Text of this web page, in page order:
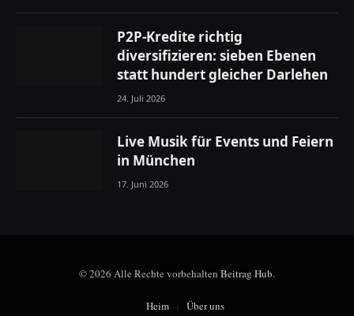
P2P-Kredite richtig
diversifizieren: sieben Ebenen
statt hundert gleicher Darlehen
24. Juli 2026
Live Musik für Events und Feiern
in München
17. Juni 2026
© 2026 Alle Rechte vorbehalten Beitrag Hub.
Heim Über uns